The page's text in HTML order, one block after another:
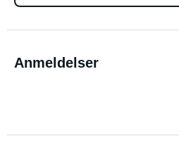
Anmeldelser